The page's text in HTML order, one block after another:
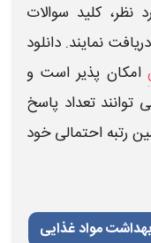
نظر، کلید سوالات
نمایند. دانلود
امکان‌ پذیر است و
توانند تعداد پاسخ‌
رتبه احتمالی خود
مواد غذایی